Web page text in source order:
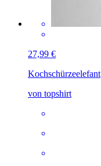
27,99 €
Kochschürzeelefant
von topshirt